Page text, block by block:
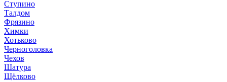
Ступино
Талдом
Фрязино
Химки
Хотьково
Черноголовка
Чехов
Шатура
Щёлково